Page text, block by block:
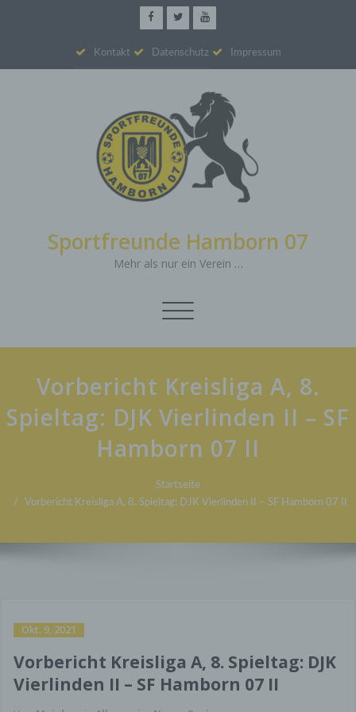
Kontakt Datenschutz Impressum
Sportfreunde Hamborn 07
Mehr als nur ein Verein …
Schalte
Vorbericht Kreisliga A, 8.
Spieltag: DJK Vierlinden II – SF
Hamborn 07 II
Startseite
Vorbericht Kreisliga A, 8. Spieltag: DJK Vierlinden II – SF Hamborn 07 II
Okt. 9, 2021
Vorbericht Kreisliga A, 8. Spieltag: DJK
Vierlinden II – SF Hamborn 07 II